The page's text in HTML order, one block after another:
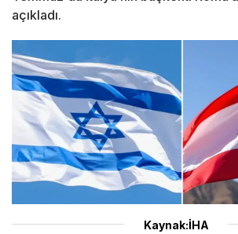
açıkladı.
Kaynak:İHA